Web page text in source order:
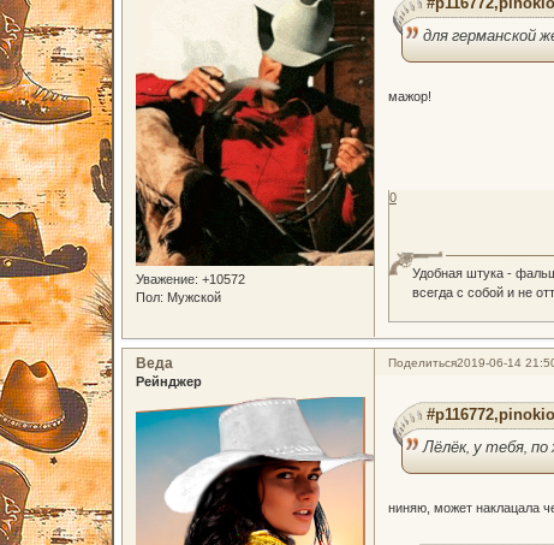
Уважение: +10572
Пол: Мужской
для германской
мажор!
Удобная штука -
всегда с собой и не
0
Поделиться2019-06-14
Веда
Рейнджер
Лёлёк, у тебя,
ниняю, может наклацала